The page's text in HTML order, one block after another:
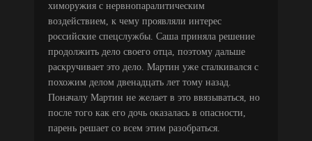
химоружия с нервнопаралитическим
воздействием, к чему проявляли интерес
российские спецслужбы. Саша приняла решение
продолжить дело своего отца, поэтому дальше
раскручивает это дело. Мартин уже сталкивался с
похожим делом двенадцать лет тому назад.
Поначалу Мартин не желает в это ввязываться, но
после того как его дочь оказалась в опасности,
парень решает со всем этим разобраться.